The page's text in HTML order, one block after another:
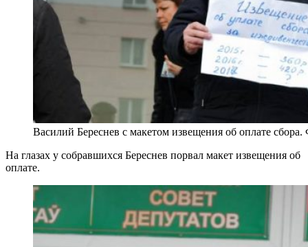
Василий Береснев с макетом извещения об оплате
На глазах у собравшихся Береснев порвал макет извещения об
оплате.